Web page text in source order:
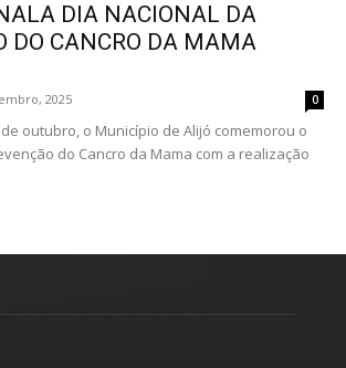
DIA NACIONAL DA
DO CANCRO DA MAMA
2025 0
outubro, o Município de Alijó comemorou o
do Cancro da Mama com a realização